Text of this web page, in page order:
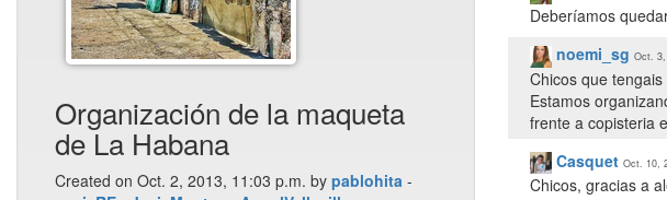
Organización de la maqueta
de La Habana
Created on Oct. 2, 2013, 11:03 p.m. by pablohita -
Deberíamos
noemi_sg Oct.
Chicos que
Estamos
frente a copisteria
Casquet Oct. 10,
Chicos, gracias a